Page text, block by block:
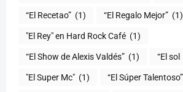
“El Recetao” (1) “El Regalo Mejor” (1)
"El Rey" en Hard Rock Café (1)
“El Show de Alexis Valdés” (1) “El sol
"El Super Mc" (1)